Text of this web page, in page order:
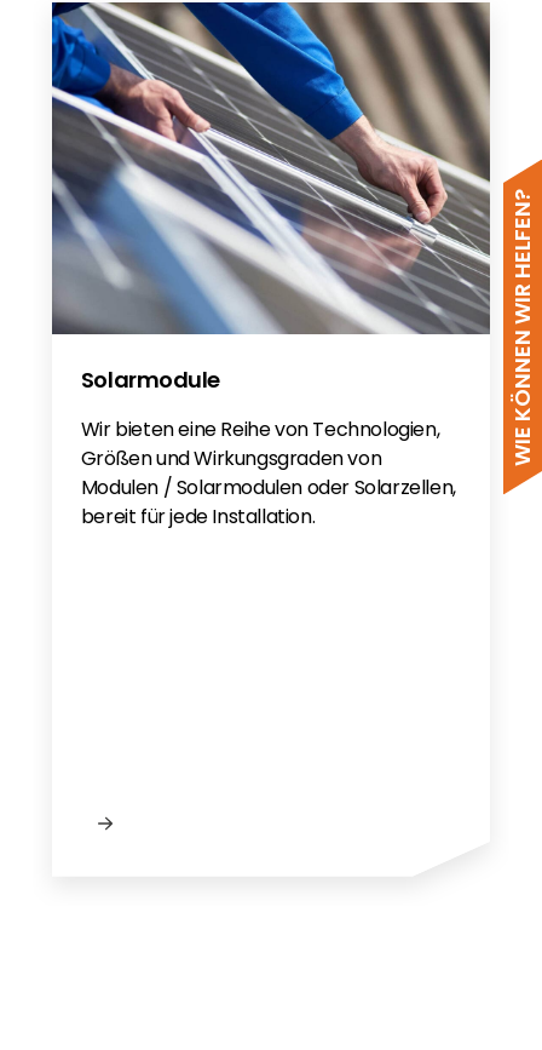
WIE KÖNNEN WIR HELFEN?
Solarmodule
Wir bieten eine Reihe von Technologien,
Größen und Wirkungsgraden von
Modulen / Solarmodulen oder Solarzellen,
bereit für jede Installation.